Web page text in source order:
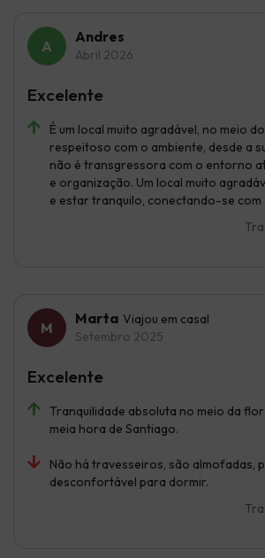
Andres
Abril 2026
É um local muito agradável, no meio
respeitoso com o ambiente, desde a
não é transgressora com o entorno
e organização. Um local muito
e estar tranquilo, conectando-se com
Excelente
Marta Viajou em casal
Setembro 2025
Tranquilidade absoluta no meio da
meia hora de Santiago.
Não há travesseiros, são almofadas,
desconfortável para dormir.
Excelente